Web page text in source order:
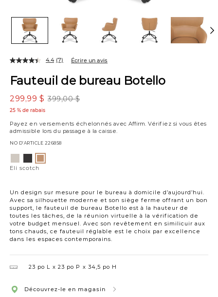
Fauteuil de bureau Botello
399,00 $
299,99 $
25 % de rabais
Payez en versements échelonnés avec Affirm. Vérifiez si vous êtes
admissible lors du passage à la caisse.
NO D’ARTICLE 226858
Un design sur mesure pour le bureau à domicile d’aujourd’hui.
Avec sa silhouette moderne et son siège ferme offrant un bon
support, le fauteuil de bureau Botello est à la hauteur de
toutes les tâches, de la réunion virtuelle à la vérification de
votre budget mensuel. Avec son revêtement en similicuir aux
tons chauds, ce fauteuil réglable est le choix par excellence
dans les espaces contemporains.
4.4 (7) Écrire un avis
Variations
platine
noirscotch
Eli scotch
23 po L 23 po P 34,5 po H
Découvrez-le en magasin